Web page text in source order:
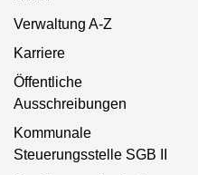
Verwaltung A-Z
Karriere
Öffentliche
Ausschreibungen
Kommunale
Steuerungsstelle SGB II